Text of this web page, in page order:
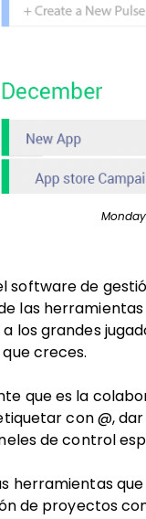
software de
las
los grandes
creces.
que es la
con @,
de control
herramientas
de proyectos